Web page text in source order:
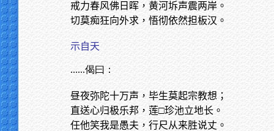
戒力春风佛日晖，黄河坼声震两岸。
切莫痴狂向外求，悟彻依然担板汉。
示自天
......偈曰：
昼夜弥陀十万声，毕生莫起宗教想；
直送心归极乐邦，莲□珍池立地长。
任他笑我是愚夫，行尺从来胜说丈。